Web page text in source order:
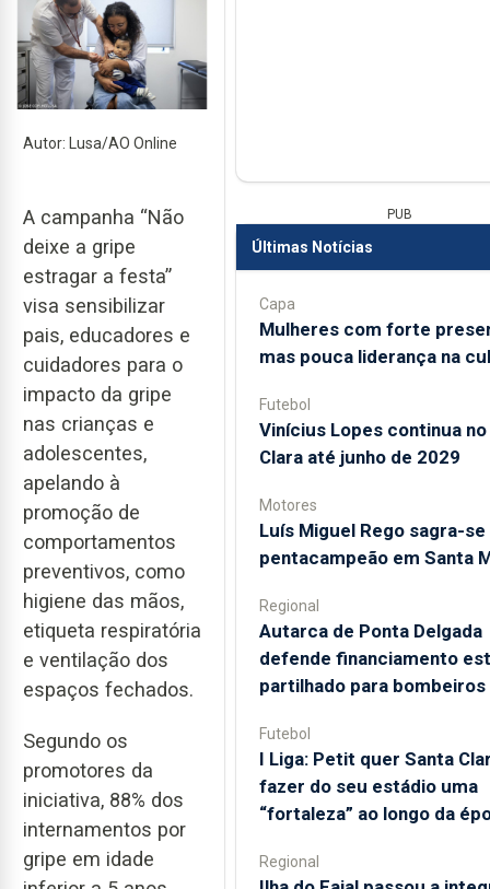
Autor: Lusa/AO Online
A campanha “Não
deixe a gripe
estragar a festa”
visa sensibilizar
pais, educadores e
cuidadores para o
impacto da gripe
nas crianças e
adolescentes,
apelando à
promoção de
comportamentos
preventivos, como
higiene das mãos,
etiqueta respiratória
e ventilação dos
espaços fechados.
Segundo os
promotores da
iniciativa, 88% dos
internamentos por
gripe em idade
PUB
Últimas Notícias
Capa
Mulheres com forte
mas pouca liderança na
Futebol
Vinícius Lopes continua no
Clara até junho de 2029
Motores
Luís Miguel Rego sagra-se
pentacampeão em Santa
Regional
Autarca de Ponta Delgada
defende financiamento
partilhado para bombeiros
Futebol
I Liga: Petit quer Santa
fazer do seu estádio uma
“fortaleza” ao longo da
Regional